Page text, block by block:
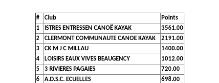
# Club
Points
1
ISTRES ENTRESSEN CANOË KAYAK
3561.00
2
CLERMONT COMMUNAUTE CANOE KAYAK
2191.00
3
CK M J C MILLAU
1400.00
4
LOISIRS EAUX VIVES BEAUGENCY
1012.00
5
3 RIVIERES PAGAIES
720.00
6
A.D.S.C. ECUELLES
698.00